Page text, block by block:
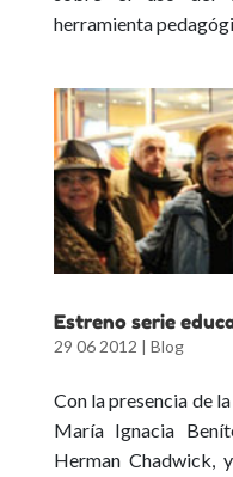
herramienta
Estreno serie
29 06 2012 | Blog
Con la presencia de
María Ignacia
Herman Chadwick,